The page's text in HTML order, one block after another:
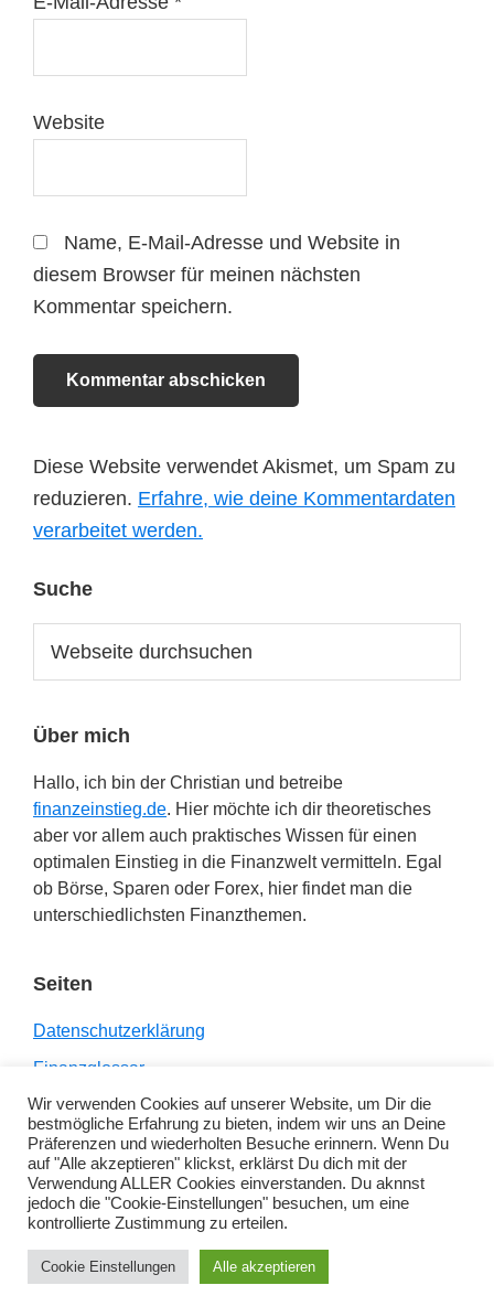
Website
Name, E-Mail-Adresse und Website in
diesem Browser für meinen nächsten
Kommentar speichern.
Diese Website verwendet Akismet, um Spam zu
reduzieren. Erfahre, wie deine Kommentardaten
verarbeitet werden.
Seitenspalte
Suche
durchsuchen
Über mich
Hallo, ich bin der Christian und betreibe
finanzeinstieg.de. Hier möchte ich dir theoretisches
aber vor allem auch praktisches Wissen für einen
optimalen Einstieg in die Finanzwelt vermitteln. Egal
ob Börse, Sparen oder Forex, hier findet man die
unterschiedlichsten Finanzthemen.
Seiten
Datenschutzerklärung
Finanzglossar
Impressum
Links
Copyright © 2026 ·Genesis Sample
Framework
WordPress·Anmelden
Wir verwenden Cookies auf unserer Website, um Dir die
bestmögliche Erfahrung zu bieten, indem wir uns an Deine
Präferenzen und wiederholten Besuche erinnern. Wenn Du
auf "Alle akzeptieren" klickst, erklärst Du dich mit der
Verwendung ALLER Cookies einverstanden. Du aknnst
jedoch die "Cookie-Einstellungen" besuchen, um eine
kontrollierte Zustimmung zu erteilen.
Cookie Einstellungen Alle akzeptieren